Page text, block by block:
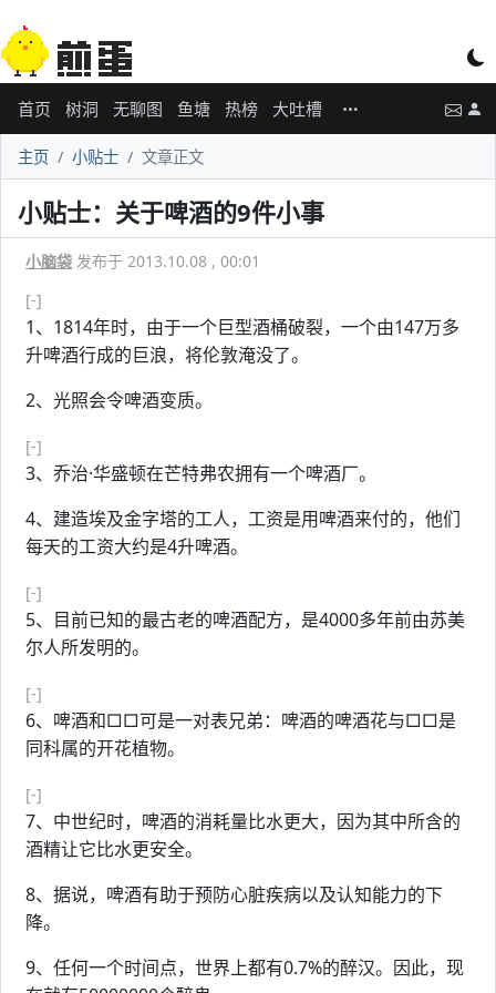
首页 树洞 无聊图 鱼塘 热榜 大吐槽
主页 小贴士 文章正文
小贴士：关于啤酒的9件小事
小脑袋 发布于 2013.10.08 , 00:01
[-]
1、1814年时，由于一个巨型酒桶破裂，一个由147万多
升啤酒行成的巨浪，将伦敦淹没了。
2、光照会令啤酒变质。
[-]
3、乔治·华盛顿在芒特弗农拥有一个啤酒厂。
4、建造埃及金字塔的工人，工资是用啤酒来付的，他们
每天的工资大约是4升啤酒。
[-]
5、目前已知的最古老的啤酒配方，是4000多年前由苏美
尔人所发明的。
[-]
6、啤酒和□□可是一对表兄弟：啤酒的啤酒花与□□是
同科属的开花植物。
[-]
7、中世纪时，啤酒的消耗量比水更大，因为其中所含的
酒精让它比水更安全。
8、据说，啤酒有助于预防心脏疾病以及认知能力的下
降。
9、任何一个时间点，世界上都有0.7%的醉汉。因此，现